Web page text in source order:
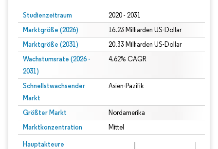
Studienzeitraum 2020 - 2031
Marktgröße (2026) 16.23 Milliarden US-Dollar
Marktgröße (2031) 20.33 Milliarden US-Dollar
Wachstumsrate (2026 -
2031)
4.62% CAGR
Schnellstwachsender
Markt
Asien-Pazifik
Größter Markt Nordamerika
Marktkonzentration Mittel
Hauptakteure
Bild © Mordor Intelligence. Wiederverwendung erfordert Namensnennung